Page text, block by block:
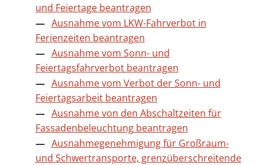
und Feiertage beantragen
Ausnahme vom LKW-Fahrverbot in
Ferienzeiten beantragen
Ausnahme vom Sonn- und
Feiertagsfahrverbot beantragen
Ausnahme vom Verbot der Sonn- und
Feiertagsarbeit beantragen
Ausnahme von den Abschaltzeiten für
Fassadenbeleuchtung beantragen
Ausnahmegenehmigung für Großraum-
und Schwertransporte, grenzüberschreitende